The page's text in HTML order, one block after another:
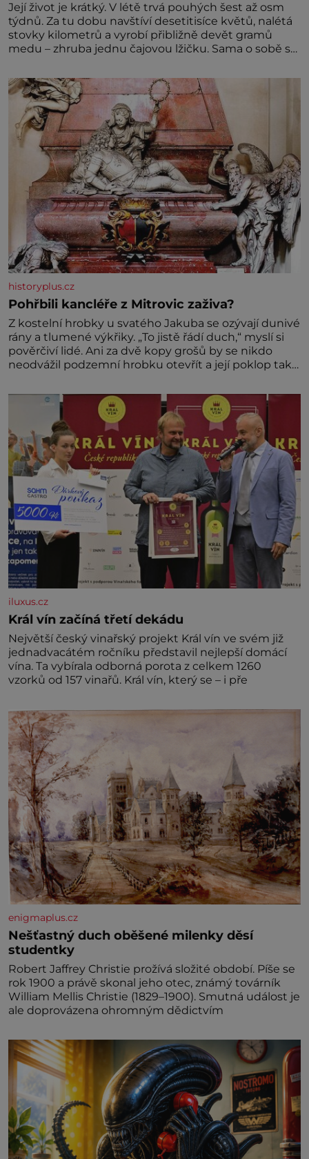
Její život je krátký. V létě trvá pouhých šest až osm
týdnů. Za tu dobu navštíví desetitisíce květů, nalétá
stovky kilometrů a vyrobí přibližně devět gramů
medu – zhruba jednu čajovou lžičku. Sama o sobě se
dalšími desítkami tisíc příslušnic svého včelstva,
vznikne jeden z nejdokonalejších organismů
historyplus.cz
Pohřbili kancléře z Mitrovic zaživa?
Z kostelní hrobky u svatého Jakuba se ozývají dunivé
rány a tlumené výkřiky. „To jistě řádí duch,“ myslí si
pověrčiví lidé. Ani za dvě kopy grošů by se nikdo
neodvážil podzemní hrobku otevřít a její poklop tak
divné burácení skutečně ustane. Když o mnoho let
později hrobku
iluxus.cz
Král vín začíná třetí dekádu
Největší český vinařský projekt Král vín ve svém již
jednadvacátém ročníku představil nejlepší domácí
vína. Ta vybírala odborná porota z celkem 1260
vzorků od 157 vinařů. Král vín, který se – i pře
enigmaplus.cz
Nešťastný duch oběšené milenky děsí
studentky
Robert Jaffrey Christie prožívá složité období. Píše se
rok 1900 a právě skonal jeho otec, známý továrník
William Mellis Christie (1829–1900). Smutná událost je
ale doprovázena ohromným dědictvím